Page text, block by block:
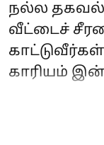
நல்ல தகவல்
வீட்டைச்
காரியம்